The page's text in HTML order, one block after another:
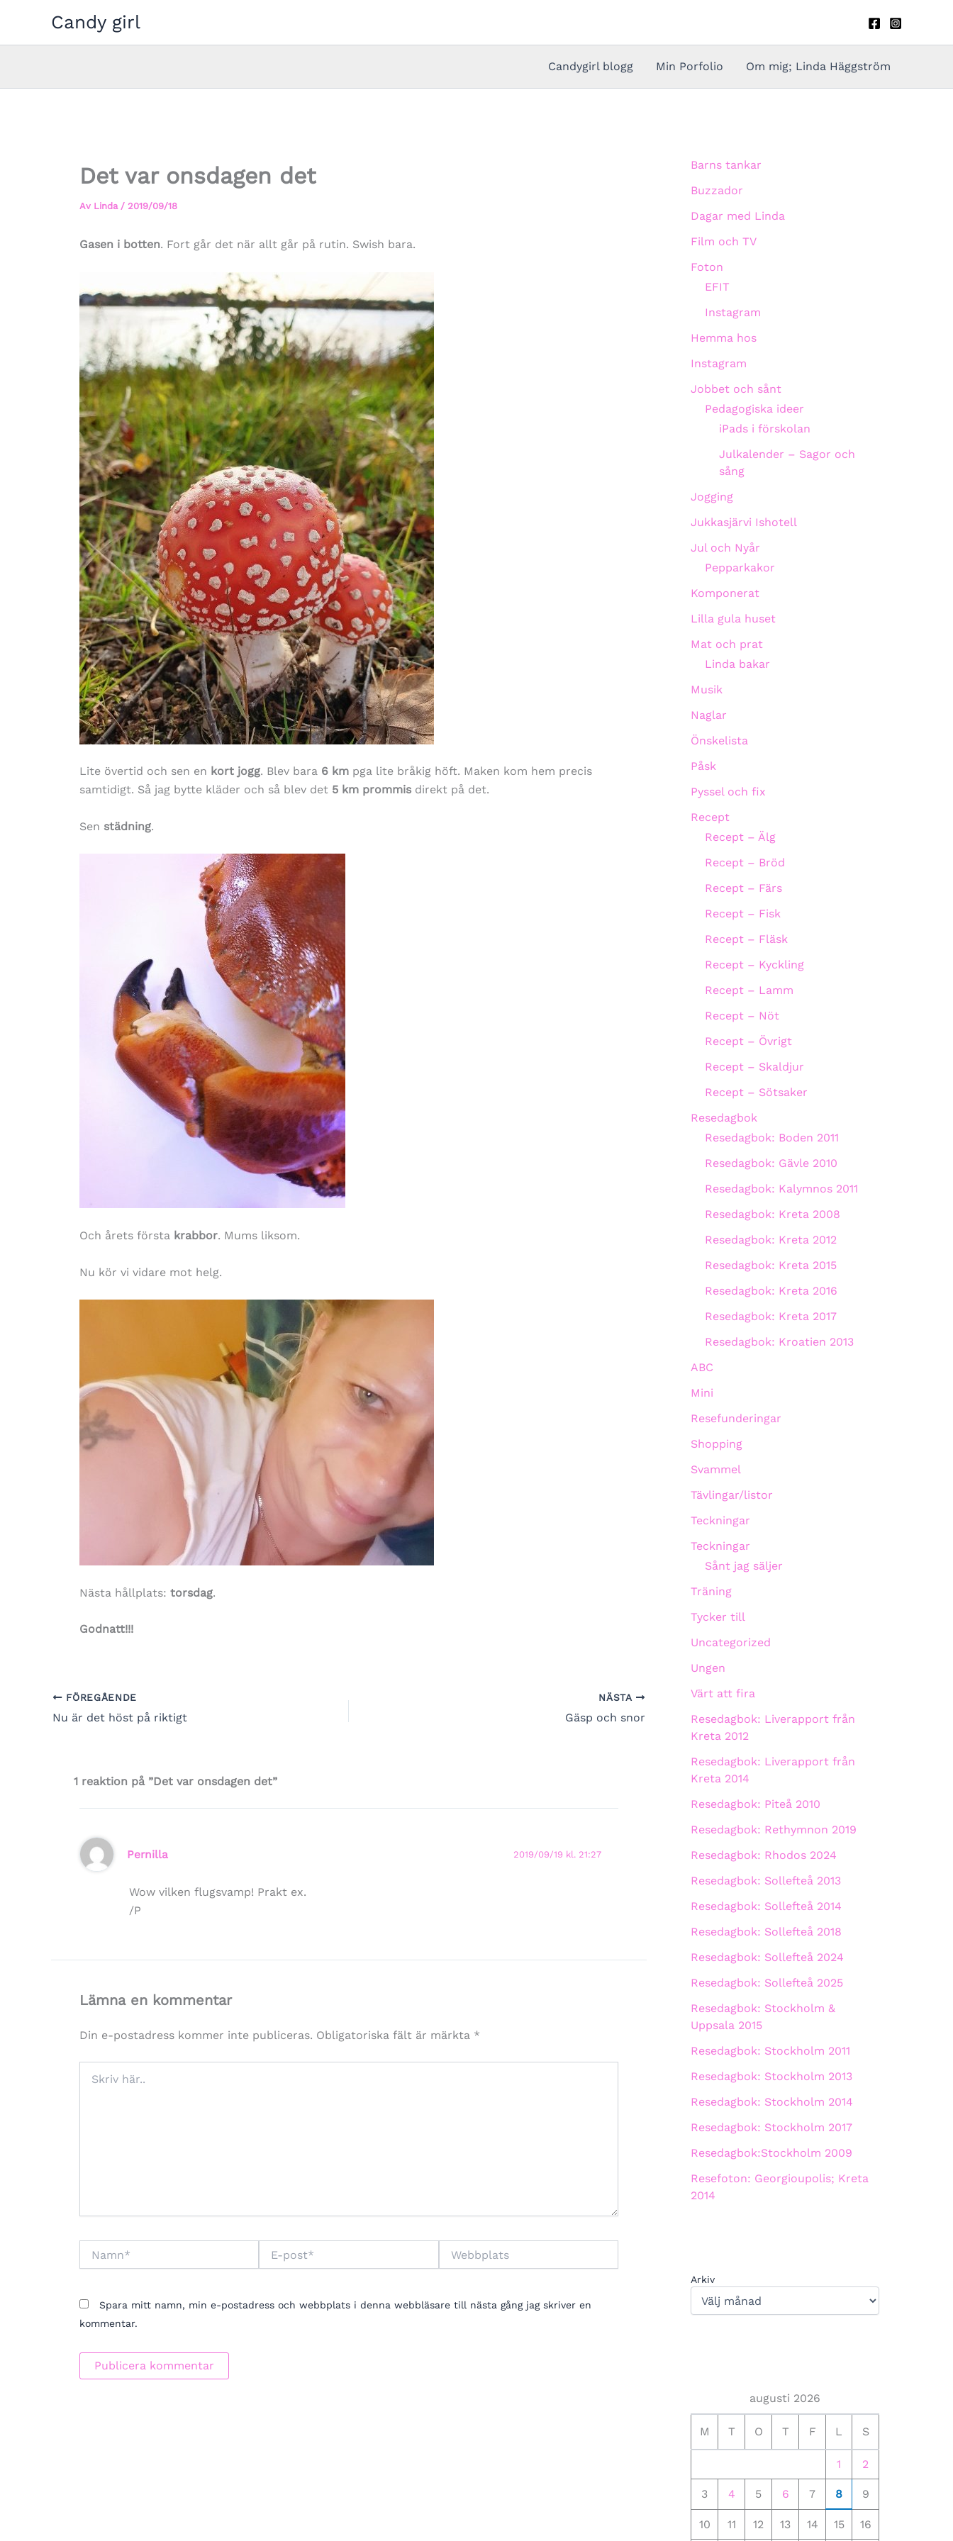
innehåll
Candy girl
Candygirl blogg Min Porfolio Om mig; Linda Häggström
Det var onsdagen det
Av Linda / 2019/09/18
Gasen i botten. Fort går det när allt går på rutin. Swish bara.
Lite övertid och sen en kort jogg. Blev bara 6 km pga lite bråkig höft. Maken kom hem precis
samtidigt. Så jag bytte kläder och så blev det 5 km prommis direkt på det.
Sen städning.
Och årets första krabbor. Mums liksom.
Nu kör vi vidare mot helg.
Nästa hållplats: torsdag.
Godnatt!!!
FÖREGÅENDE
Nu är det höst på riktigt
NÄSTA
Gäsp och snor
1 reaktion på ”Det var onsdagen det”
Pernilla 2019/09/19 kl. 21:27
Wow vilken flugsvamp! Prakt ex.
/P
Lämna en kommentar
Din e-postadress kommer inte publiceras. Obligatoriska fält är märkta *
här..
post*
Spara mitt namn, min e-postadress och webbplats i denna webbläsare till nästa gång jag skriver en
kommentar.
Barns tankar
Buzzador
Dagar med Linda
Film och TV
Foton
EFIT
Instagram
Hemma hos
Instagram
Jobbet och sånt
Pedagogiska ideer
iPads i förskolan
Julkalender – Sagor och
sång
Jogging
Jukkasjärvi Ishotell
Jul och Nyår
Pepparkakor
Komponerat
Lilla gula huset
Mat och prat
Linda bakar
Musik
Naglar
Önskelista
Påsk
Pyssel och fix
Recept
Recept – Älg
Recept – Bröd
Recept – Färs
Recept – Fisk
Recept – Fläsk
Recept – Kyckling
Recept – Lamm
Recept – Nöt
Recept – Övrigt
Recept – Skaldjur
Recept – Sötsaker
Resedagbok
Resedagbok: Boden 2011
Resedagbok: Gävle 2010
Resedagbok: Kalymnos 2011
Resedagbok: Kreta 2008
Resedagbok: Kreta 2012
Resedagbok: Kreta 2015
Resedagbok: Kreta 2016
Resedagbok: Kreta 2017
Resedagbok: Kroatien 2013
ABC
Mini
Resefunderingar
Shopping
Svammel
Tävlingar/listor
Teckningar
Teckningar
Sånt jag säljer
Träning
Tycker till
Uncategorized
Ungen
Värt att fira
Resedagbok: Liverapport från
Kreta 2012
Resedagbok: Liverapport från
Kreta 2014
Resedagbok: Piteå 2010
Resedagbok: Rethymnon 2019
Resedagbok: Rhodos 2024
Resedagbok: Sollefteå 2013
Resedagbok: Sollefteå 2014
Resedagbok: Sollefteå 2018
Resedagbok: Sollefteå 2024
Resedagbok: Sollefteå 2025
Resedagbok: Stockholm &
Uppsala 2015
Resedagbok: Stockholm 2011
Resedagbok: Stockholm 2013
Resedagbok: Stockholm 2014
Resedagbok: Stockholm 2017
Resedagbok:Stockholm 2009
Resefoton: Georgioupolis; Kreta
2014
Arkiv
augusti 2026
M T O T F L S
1 2
3 4 5 6 7 8 9
10 11 12 13 14 15 16